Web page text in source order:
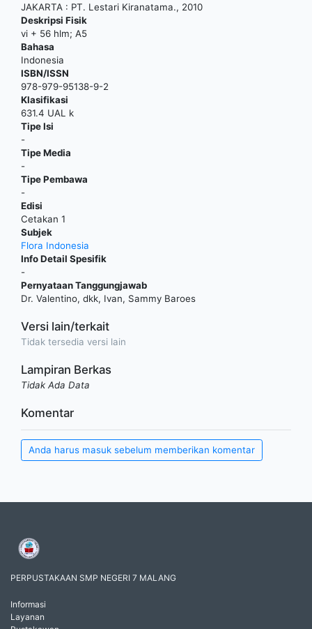
JAKARTA : PT. Lestari Kiranatama., 2010
Deskripsi Fisik
vi + 56 hlm; A5
Bahasa
Indonesia
ISBN/ISSN
978-979-95138-9-2
Klasifikasi
631.4 UAL k
Tipe Isi
-
Tipe Media
-
Tipe Pembawa
-
Edisi
Cetakan 1
Subjek
Flora Indonesia
Info Detail Spesifik
-
Pernyataan Tanggungjawab
Dr. Valentino, dkk, Ivan, Sammy Baroes
Versi lain/terkait
Tidak tersedia versi lain
Lampiran Berkas
Tidak Ada Data
Komentar
Anda harus masuk sebelum memberikan komentar
PERPUSTAKAAN SMP NEGERI 7 MALANG
Informasi
Layanan